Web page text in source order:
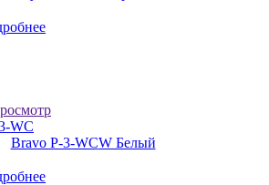
Bravo P-3-WCW Белый